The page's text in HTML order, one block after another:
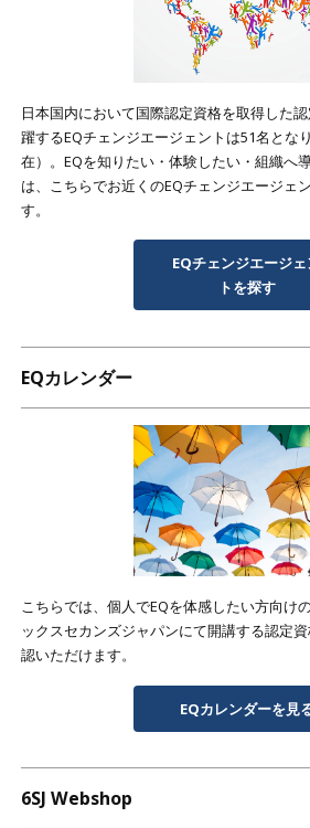
日本国内において国際認定資格を取得した
躍するEQチェンジエージェントは51名とな
在）。EQを知りたい・体験したい・組織へ
は、こちらでお近くのEQチェンジエージェ
す。
EQチェンジエージ
トを探す
EQカレンダー
こちらでは、個人でEQを体感したい方向け
ックスセカンズジャパンにて開講する認定
認いただけます。
EQカレンダーを見
6SJ Webshop